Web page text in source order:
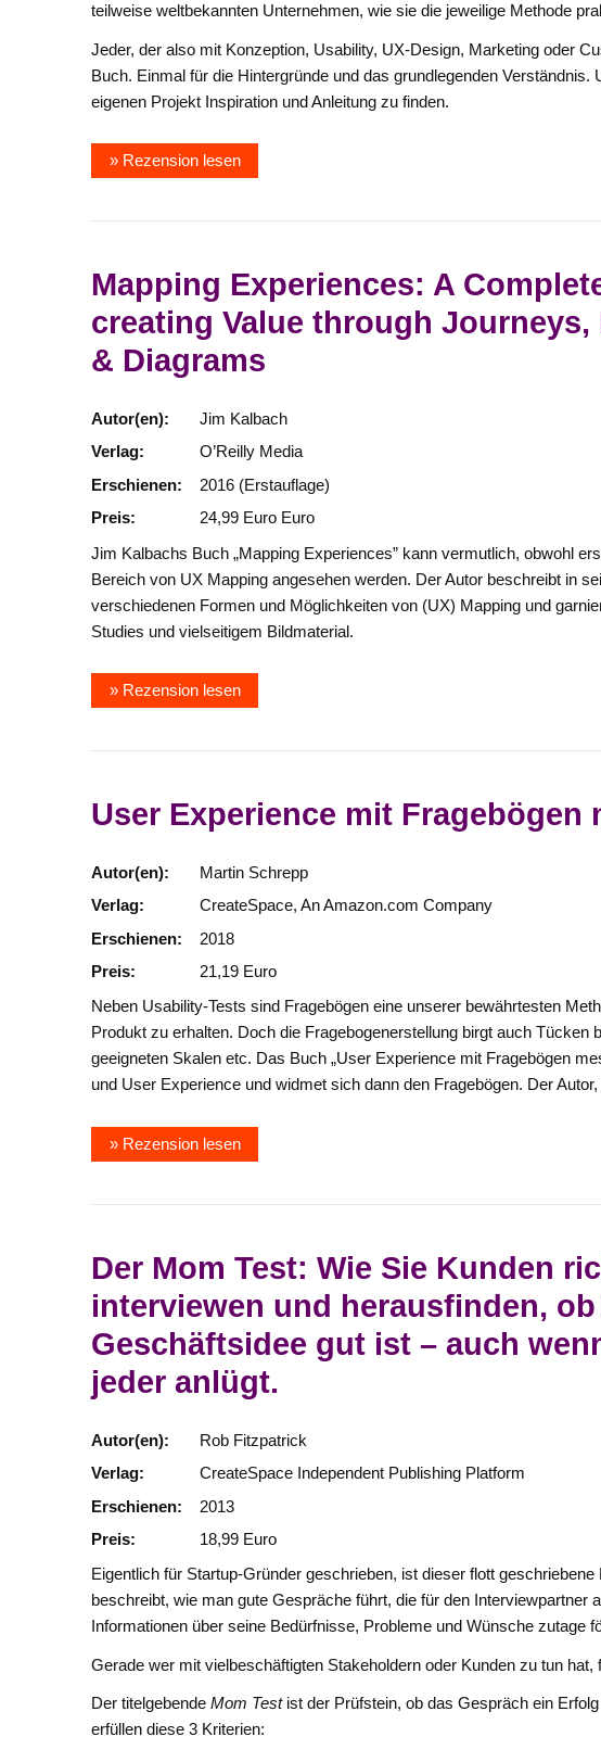
teilweise weltbekannten Unternehmen, wie sie die jeweilige Methode
Jeder, der also mit Konzeption, Usability, UX-Design, Marketing oder
Buch. Einmal für die Hintergründe und das grundlegenden Verständnis.
eigenen Projekt Inspiration und Anleitung zu finden.
» Rezension lesen
Mapping Experiences: A
creating Value through
& Diagrams
Autor(en):
Jim Kalbach
Verlag:
O’Reilly Media
Erschienen:
2016 (Erstauflage)
Preis:
24,99 Euro Euro
Jim Kalbachs Buch „Mapping Experiences” kann vermutlich, obwohl
Bereich von UX Mapping angesehen werden. Der Autor beschreibt in
verschiedenen Formen und Möglichkeiten von (UX) Mapping und
Studies und vielseitigem Bildmaterial.
» Rezension lesen
User Experience mit Fragebögen
Autor(en):
Martin Schrepp
Verlag:
CreateSpace, An Amazon.com Company
Erschienen:
2018
Preis:
21,19 Euro
Neben Usability-Tests sind Fragebögen eine unserer bewährtesten
Produkt zu erhalten. Doch die Fragebogenerstellung birgt auch
geeigneten Skalen etc. Das Buch „User Experience mit Fragebögen
und User Experience und widmet sich dann den Fragebögen. Der
» Rezension lesen
Der Mom Test: Wie Sie Kunden
interviewen und herausfinden, ob
Geschäftsidee gut ist – auch
jeder anlügt.
Autor(en):
Rob Fitzpatrick
Verlag:
CreateSpace Independent Publishing Platform
Erschienen:
2013
Preis:
18,99 Euro
Eigentlich für Startup-Gründer geschrieben, ist dieser flott
beschreibt, wie man gute Gespräche führt, die für den Interviewpartner
Informationen über seine Bedürfnisse, Probleme und Wünsche zutage
Gerade wer mit vielbeschäftigten Stakeholdern oder Kunden zu tun hat,
Der titelgebendeMom Testist der Prüfstein, ob das Gespräch ein
erfüllen diese 3 Kriterien: